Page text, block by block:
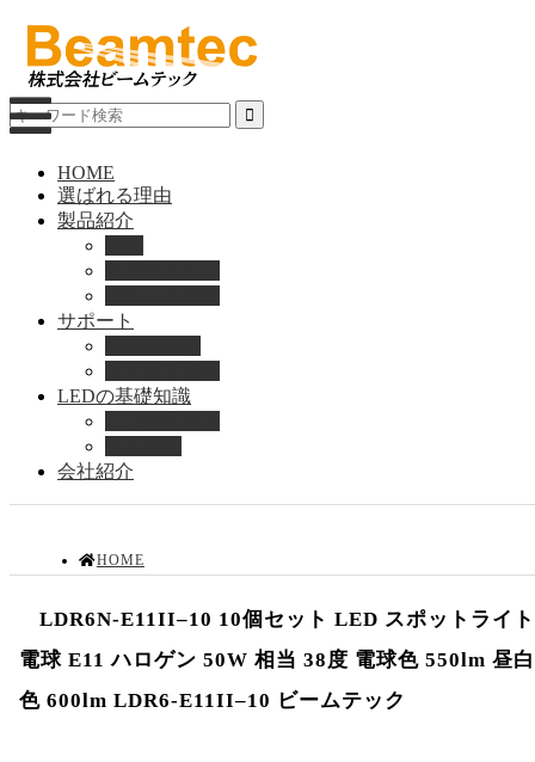
HOME
選ばれる理由
製品紹介
サポート
LEDの基礎知識
会社紹介
HOME
LDR6N-E11II--10 10個セット LED スポットライト 電球 E11
LDR6N-E11II–10 10個セット LED スポットライト
電球 E11 ハロゲン 50W 相当 38度 電球色 550lm 昼白
色 600lm LDR6-E11II–10 ビームテック